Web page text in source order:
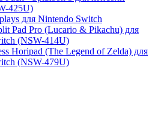
425U)
для Nintendo Switch
Pad Pro (Lucario & Pikachu) для
(NSW-414U)
Horipad (The Legend of Zelda) для
(NSW-479U)